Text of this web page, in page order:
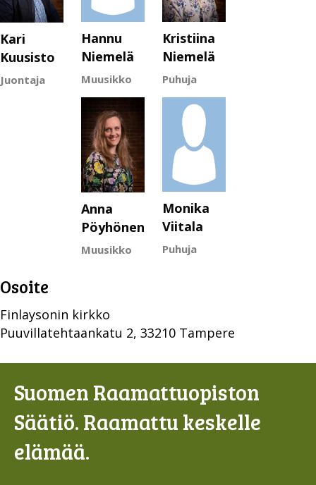
Kari
Kuusisto
Juontaja
Hannu
Niemelä
Muusikko
Kristiina
Niemelä
Puhuja
Anna
Pöyhönen
Muusikko
Monika
Viitala
Puhuja
Osoite
Finlaysonin kirkko
Puuvillatehtaankatu 2, 33210 Tampere
Suomen Raamattuopiston
Säätiö. Raamattu keskelle
elämää.